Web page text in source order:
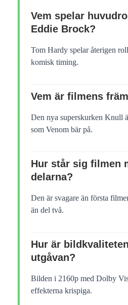
Vem spelar
Eddie Brock?
Tom Hardy spelar återigen
komisk timing.
Vem är filmens
Den nya superskurken Knull
som Venom bär på.
Hur står sig filmen
delarna?
Den är svagare än första
än del två.
Hur är
utgåvan?
Bilden i 2160p med Dolby
effekterna krispiga.